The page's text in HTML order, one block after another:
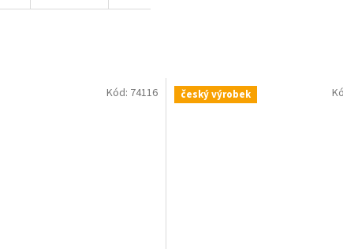
Kód: 74116 český výrobek